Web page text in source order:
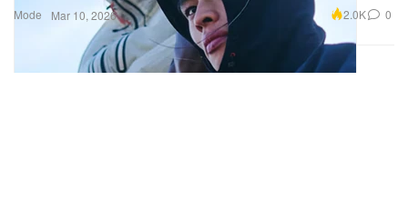
Mode Mar 10, 2026 2.0K 0